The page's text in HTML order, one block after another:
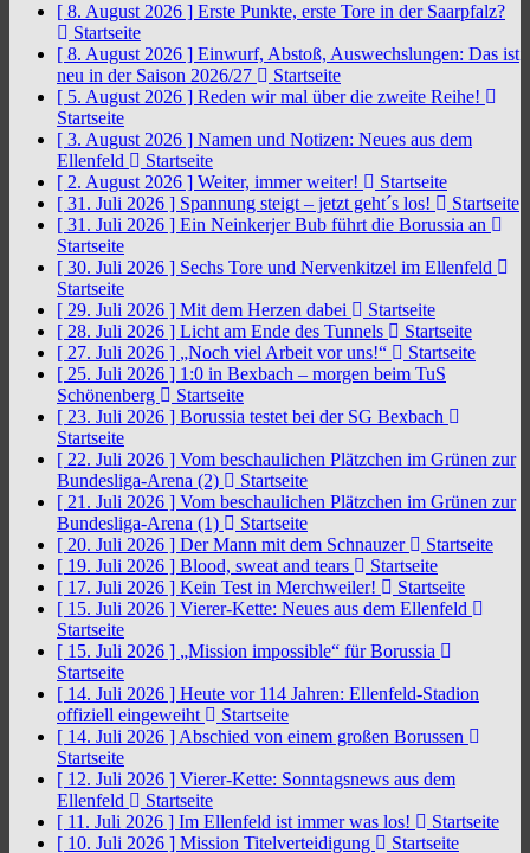
[ 8. August 2026 ] Erste Punkte, erste Tore in der Saarpfalz?
Startseite
[ 8. August 2026 ] Einwurf, Abstoß, Auswechslungen: Das ist
neu in der Saison 2026/27
Startseite
[ 5. August 2026 ] Reden wir mal über die zweite Reihe!
Startseite
[ 3. August 2026 ] Namen und Notizen: Neues aus dem
Ellenfeld
Startseite
[ 2. August 2026 ] Weiter, immer weiter!
Startseite
[ 31. Juli 2026 ] Spannung steigt – jetzt geht´s los!
Startseite
[ 31. Juli 2026 ] Ein Neinkerjer Bub führt die Borussia an
Startseite
[ 30. Juli 2026 ] Sechs Tore und Nervenkitzel im Ellenfeld
Startseite
[ 29. Juli 2026 ] Mit dem Herzen dabei
Startseite
[ 28. Juli 2026 ] Licht am Ende des Tunnels
Startseite
[ 27. Juli 2026 ] „Noch viel Arbeit vor uns!“
Startseite
[ 25. Juli 2026 ] 1:0 in Bexbach – morgen beim TuS
Schönenberg
Startseite
[ 23. Juli 2026 ] Borussia testet bei der SG Bexbach
Startseite
[ 22. Juli 2026 ] Vom beschaulichen Plätzchen im Grünen zur
Bundesliga-Arena (2)
Startseite
[ 21. Juli 2026 ] Vom beschaulichen Plätzchen im Grünen zur
Bundesliga-Arena (1)
Startseite
[ 20. Juli 2026 ] Der Mann mit dem Schnauzer
Startseite
[ 19. Juli 2026 ] Blood, sweat and tears
Startseite
[ 17. Juli 2026 ] Kein Test in Merchweiler!
Startseite
[ 15. Juli 2026 ] Vierer-Kette: Neues aus dem Ellenfeld
Startseite
[ 15. Juli 2026 ] „Mission impossible“ für Borussia
Startseite
[ 14. Juli 2026 ] Heute vor 114 Jahren: Ellenfeld-Stadion
offiziell eingeweiht
Startseite
[ 14. Juli 2026 ] Abschied von einem großen Borussen
Startseite
[ 12. Juli 2026 ] Vierer-Kette: Sonntagsnews aus dem
Ellenfeld
Startseite
[ 11. Juli 2026 ] Im Ellenfeld ist immer was los!
Startseite
[ 10. Juli 2026 ] Mission Titelverteidigung
Startseite